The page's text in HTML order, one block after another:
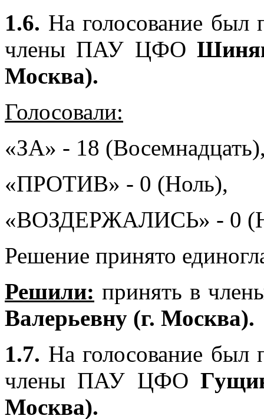
1.6. На голосование был
члены ПАУ ЦФО
Москва).
Голосовали:
«ЗА» - 18
«ПРОТИВ» - 0 (Ноль),
«ВОЗДЕРЖАЛИСЬ» - 0
Решение принято
Решили: принять в
Валерьевну (г. Москва).
1.7. На голосование был
члены ПАУ ЦФО
Москва).